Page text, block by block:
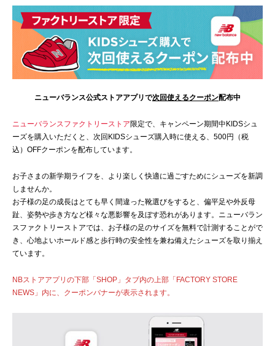
ニューバランス公式ストアアプリで次回使えるクーポン配布中
ニューバランスファクトリーストア限定で、キャンペーン期間中KIDSシュ
ーズを購入いただくと、次回KIDSシューズ購入時に使える、500円（税
込）OFFクーポンを配布しています。
お子さまの新学期ライフを、より楽しく快適に過ごすためにシューズを新調
しませんか。
お子様の足の成長はとても早く間違った靴選びをすると、偏平足や外反母
趾、姿勢や歩き方など様々な悪影響を及ぼす恐れがあります。ニューバラン
スファクトリーストアでは、お子様の足のサイズを無料で計測することがで
き、心地よいホールド感と歩行時の安全性を兼ね備えたシューズを取り揃え
ています。
NBストアアプリの下部「SHOP」タブ内の上部「FACTORY STORE
NEWS」内に、クーポンバナーが表示されます。